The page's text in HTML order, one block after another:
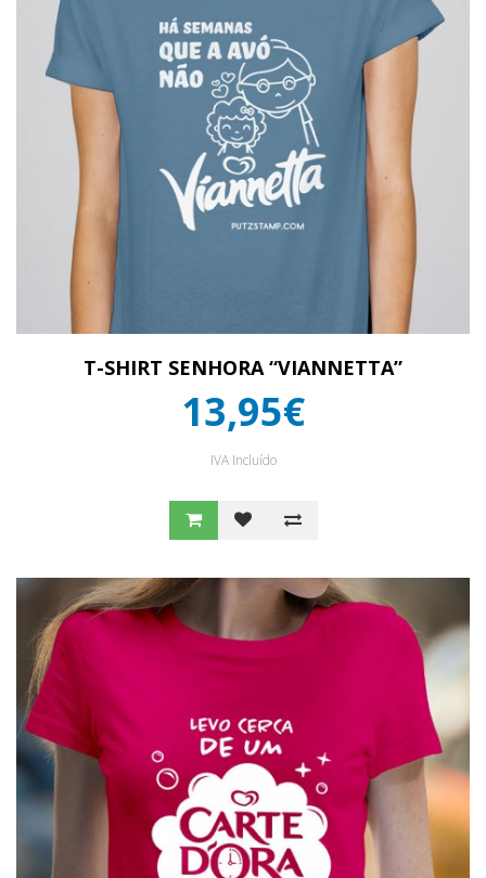
T-SHIRT SENHORA “VIANNETTA”
13,95€
IVA Incluído